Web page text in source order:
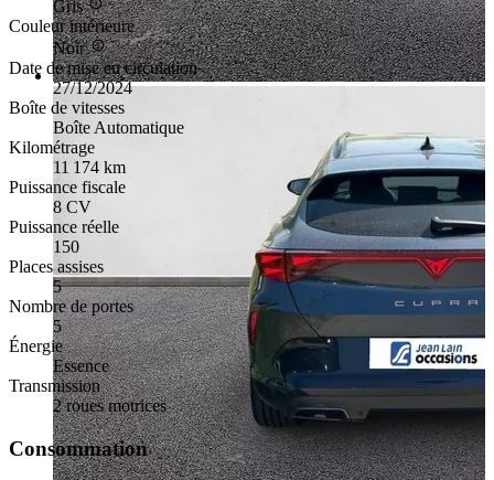
Gris
Couleur intérieure
Noir
Date de mise en circulation
27/12/2024
Boîte de vitesses
Boîte Automatique
Kilométrage
11 174 km
Puissance fiscale
8 CV
Puissance réelle
150
Places assises
5
Nombre de portes
5
Énergie
Essence
Transmission
2 roues motrices
Consommation